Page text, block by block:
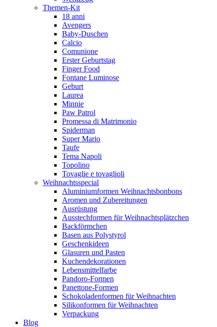
Themen-Kit
18 anni
Avengers
Baby-Duschen
Calcio
Comunione
Erster Geburtstag
Finger Food
Fontane Luminose
Geburt
Laurea
Minnie
Paw Patrol
Promessa di Matrimonio
Spiderman
Super Mario
Taufe
Tema Napoli
Topolino
Tovaglie e tovaglioli
Weihnachtsspecial
Aluminiumformen Weihnachtsbonbons
Aromen und Zubereitungen
Ausrüstung
Ausstechformen für Weihnachtsplätzchen
Backförmchen
Basen aus Polystyrol
Geschenkideen
Glasuren und Pasten
Kuchendekorationen
Lebensmittelfarbe
Pandoro-Formen
Panettone-Formen
Schokoladenformen für Weihnachten
Silikonformen für Weihnachten
Verpackung
Blog